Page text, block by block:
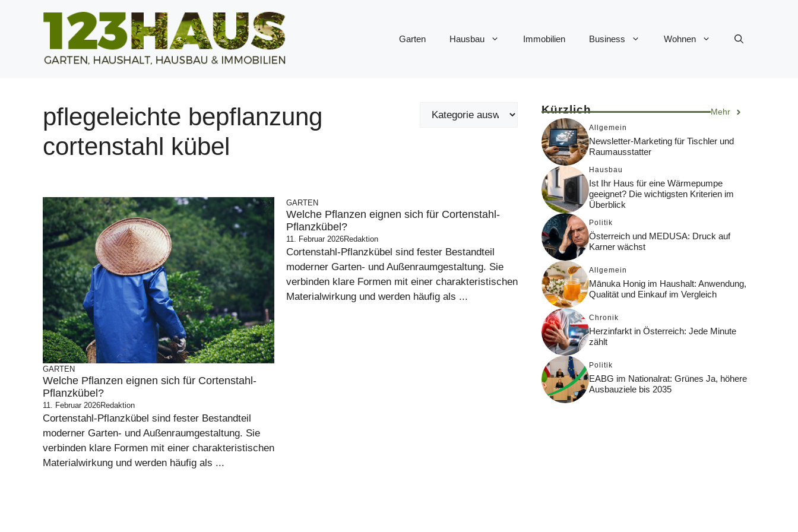
Garten Hausbau Immobilien Business Wohnen
pflegeleichte bepflanzung
cortenstahl kübel
GARTEN
Welche Pflanzen eignen sich für Cortenstahl-
Pflanzkübel?
11. Februar 2026Redaktion
Cortenstahl-Pflanzkübel sind fester Bestandteil
moderner Garten- und Außenraumgestaltung. Sie
verbinden klare Formen mit einer charakteristischen
Materialwirkung und werden häufig als ...
GARTEN
Welche Pflanzen eignen sich für Cortenstahl-
Pflanzkübel?
11. Februar 2026Redaktion
Cortenstahl-Pflanzkübel sind fester Bestandteil
moderner Garten- und Außenraumgestaltung. Sie
verbinden klare Formen mit einer charakteristischen
Materialwirkung und werden häufig als ...
Kürzlich Mehr
Allgemein
Newsletter-Marketing für Tischler und
Raumausstatter
Hausbau
Ist Ihr Haus für eine Wärmepumpe
geeignet? Die wichtigsten Kriterien im
Überblick
Politik
Österreich und MEDUSA: Druck auf
Karner wächst
Allgemein
Mānuka Honig im Haushalt: Anwendung,
Qualität und Einkauf im Vergleich
Chronik
Herzinfarkt in Österreich: Jede Minute
zählt
Politik
EABG im Nationalrat: Grünes Ja, höhere
Ausbauziele bis 2035